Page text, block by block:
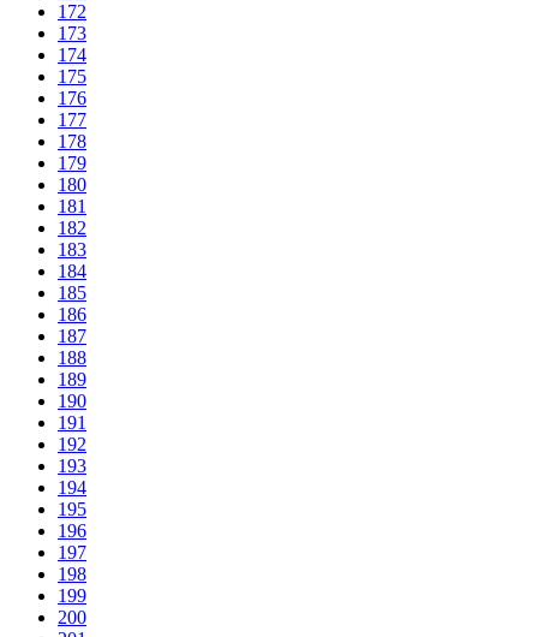
172
173
174
175
176
177
178
179
180
181
182
183
184
185
186
187
188
189
190
191
192
193
194
195
196
197
198
199
200